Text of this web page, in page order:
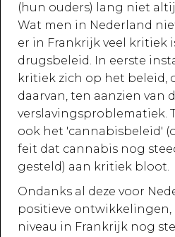
(hun ouders) lang niet
Wat men in Nederland
er in Frankrijk veel kritiek
drugsbeleid. In eerste
kritiek zich op het beleid,
daarvan, ten aanzien van
verslavingsproblematiek.
ook het 'cannabisbeleid'
feit dat cannabis nog
gesteld) aan kritiek bloot.
Ondanks al deze voor
positieve
niveau in Frankrijk nog